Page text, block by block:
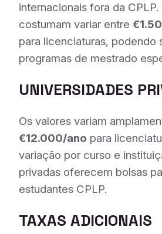
internacionais fora da CPLP.
costumam variar entre
para licenciaturas, podendo
programas de mestrado
UNIVERSIDADES
Os valores variam
€12.000/ano para
variação por curso e
privadas oferecem bolsas
estudantes CPLP.
TAXAS ADICIONAIS